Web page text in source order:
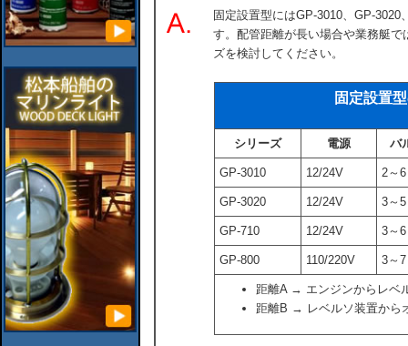
固定設置型にはGP-3010、GP-
す。配管距離が長い場合や業務艇
ズを検討してください。
固定設置
シリーズ 電源 バ
GP-3010 12/24V 2～6
GP-3020 12/24V 3～5
GP-710 12/24V 3～6
GP-800 110/220V 3～7
距離A → エンジンからレベ
距離B → レベルソ装置から